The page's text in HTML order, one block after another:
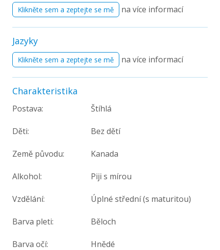
Klikněte sem a zeptejte se mě na více informací
Jazyky
Klikněte sem a zeptejte se mě na více informací
Charakteristika
Postava: Štíhlá
Děti: Bez dětí
Země původu: Kanada
Alkohol: Piji s mírou
Vzdělání: Úplné střední (s maturitou)
Barva pleti: Běloch
Barva očí: Hnědé